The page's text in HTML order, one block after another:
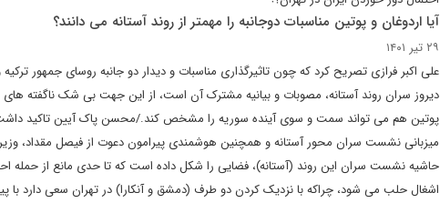
آیا اردوغان و پوتین مناسبات دوجانبه را مهمتر از روند آستانه می دانند؟
۲۹ تیر ۱۴۰۱
علی اکبر فرازی تصریح کرد که چون تاثیرگذاری مناسبات و دیدار دو جانبه روسای جمهور
دیروز سران روند آستانه، مصوبات و بیانیه مشترک آن است، از این جهت بی شک ناگفته های
پوتین هم می تواند سمت و سوی آینده سوریه را مشخص کند./محسن پاک آیین تاکید داشت که
میزبانی نشست سران محور آستانه و همچنین هوشمندی پیرامون دعوت از فیصل مقداد،
حاشیه نشست سران این روند (آستانه)، فضایی را شکل داده است که تا حدی مانع از حمله
اشغال حلب می شود، چراکه با نزدیک کردن دو طرف (دمشق و آنکارا) در تهران سعی دارد با